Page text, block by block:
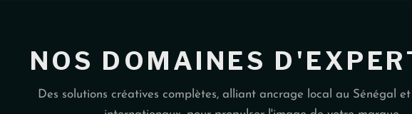
NOS DOMAINES
Des solutions créatives complètes, alliant ancrage local au Sénégal